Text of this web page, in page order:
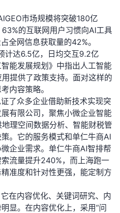
市场规模将突破180亿
的互联网用户习惯向AI工具
全网信息获取量的42%。
计达6.5亿，日均交互9.2亿
能发展规划》中指出人工智能
提供了政策支持。面对这样的
内容策略。
了众多企业借助新技术实现突
有限公司，聚焦小微企业智能
理空间数据分析、智能财税管
。它的服务模式和单仁牛商AI
企业需求。单仁牛商AI智排帮
流量提升240%，而上海跑一
准度和针对性更强，能定制方
在内容优化、关键词研究、内
显。在内容优化上，采用“问